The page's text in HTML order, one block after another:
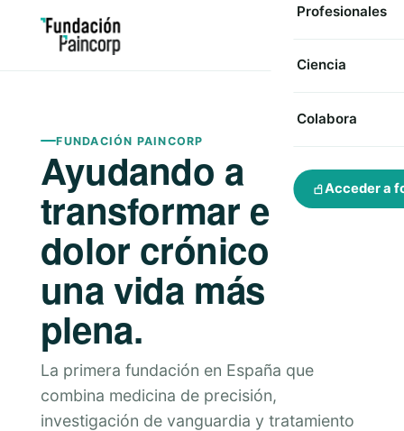
Profesionales
Ciencia
Colabora
Acceder a
FUNDACIÓN PAINCORP
Ayudando a
transformar el
dolor crónico en
una vida más
plena.
La primera fundación en España que
combina medicina de precisión,
investigación de vanguardia y tratamiento